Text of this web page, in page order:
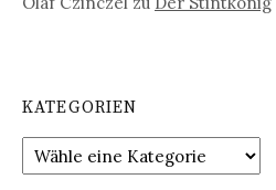
KATEGORIEN